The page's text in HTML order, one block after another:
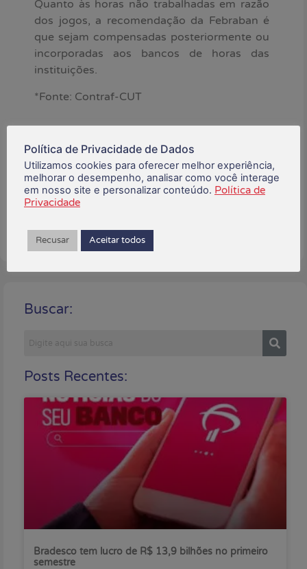
Quanto às horas não trabalhadas em razão
dos jogos, a recomendação da Febraban é
que sejam compensadas posteriormente ou
incorporadas aos bancos de horas das
instituições.
*Fonte: Contraf-CUT
Está gostando do conteúdo?
Compartilhe!
Buscar:
Posts Recentes:
Bradesco tem lucro de R$ 13,9 bilhões no primeiro
semestre
Política de Privacidade de Dados
Utilizamos cookies para oferecer melhor experiência,
melhorar o desempenho, analisar como você interage
em nosso site e personalizar conteúdo. Política de
Privacidade
Recusar Aceitar todos